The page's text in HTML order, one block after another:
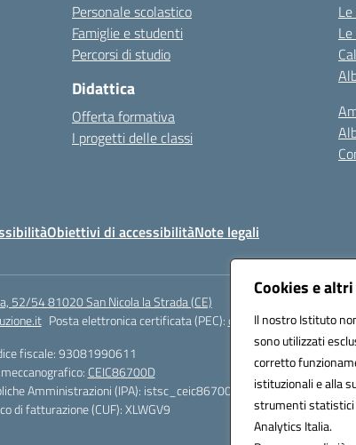
Cookies e
Il nostro Istituto
sono utilizzati
corretto
istituzionali e alla
strumenti statistici
Analytics Italia.
Personale scolastico
Famiglie e studenti
Percorsi di studio
Didattica
Offerta formativa
I progetti delle classi
Obiettivi di accessibilitàNote legali
52/54 81020 San Nicola la Strada (CE)
Posta elettronica certificata (PEC):
fiscale: 93081990611
CEIC86700D
Amministrazioni (IPA): istsc_ceic86700d
di fatturazione (CUF): XLWGV9